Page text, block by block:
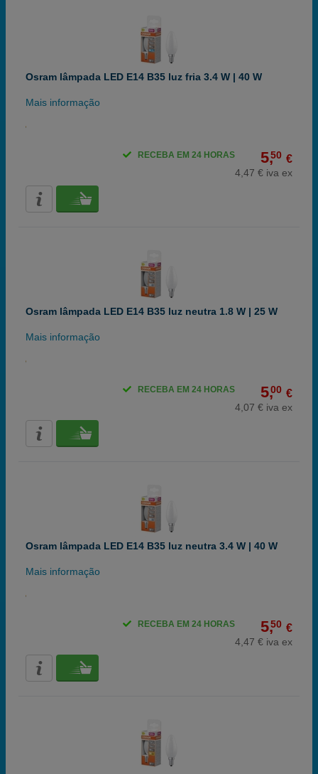
Osram lâmpada LED E14 B35 luz fria 3.4 W | 40 W
Mais informação
5,50 €
4,47 € iva ex
RECEBA EM 24 HORAS
Osram lâmpada LED E14 B35 luz neutra 1.8 W | 25 W
Mais informação
5,00 €
4,07 € iva ex
RECEBA EM 24 HORAS
Osram lâmpada LED E14 B35 luz neutra 3.4 W | 40 W
Mais informação
5,50 €
4,47 € iva ex
RECEBA EM 24 HORAS